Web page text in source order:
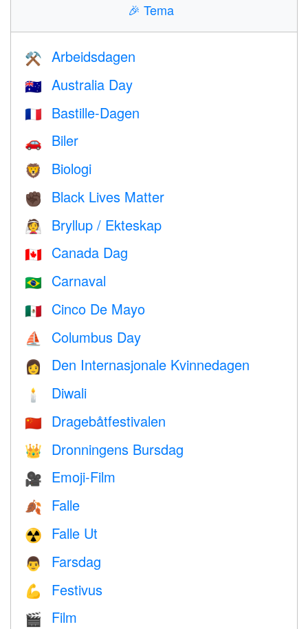
🎉 Tema
⚒️ Arbeidsdagen
🇦🇺 Australia Day
🇫🇷 Bastille-Dagen
🚗 Biler
🦁 Biologi
✊🏿 Black Lives Matter
👰 Bryllup / Ekteskap
🇨🇦 Canada Dag
🇧🇷 Carnaval
🇲🇽 Cinco De Mayo
⛵️ Columbus Day
👩 Den Internasjonale Kvinnedagen
🕯 Diwali
🇨🇳 Dragebåtfestivalen
👑 Dronningens Bursdag
🎥 Emoji-Film
🍂 Falle
☢️ Falle Ut
👨 Farsdag
💪 Festivus
🎬 Film